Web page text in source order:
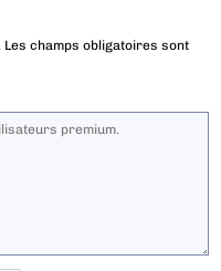
Les champs obligatoires sont